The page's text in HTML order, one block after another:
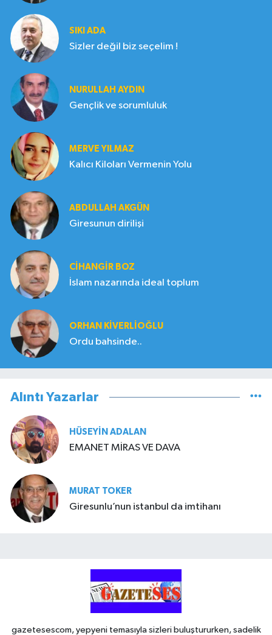
SIKI ADA
Sizler değil biz seçelim !
NURULLAH AYDIN
Gençlik ve sorumluluk
MERVE YILMAZ
Kalıcı Kiloları Vermenin Yolu
ABDULLAH AKGÜN
Giresunun dirilişi
CIHANGIR BOZ
İslam nazarında ideal toplum
ORHAN KIVERLIOĞLU
Ordu bahsinde..
Alıntı Yazarlar
HÜSEYIN ADALAN
EMANET MİRAS VE DAVA
MURAT TOKER
Giresunlu’nun istanbul da imtihanı
gazetesescom, yepyeni temasıyla sizleri buluştururken, sadelik